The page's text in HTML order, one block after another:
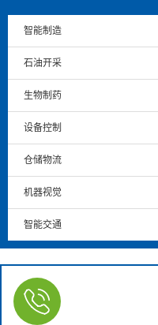
智能制造
石油开采
生物制药
设备控制
仓储物流
机器视觉
智能交通